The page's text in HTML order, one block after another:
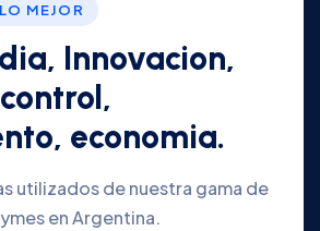
MEJOR
Innovacion,
economia.
utilizados de nuestra gama de
en Argentina.